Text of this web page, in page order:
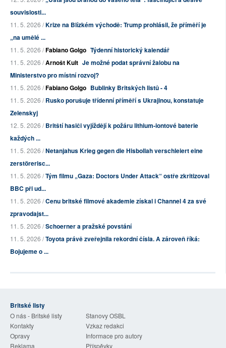
souvislosti...
11. 5. 2026 /Krize na Blízkém východě: Trump prohlásil, že příměří je
„na umělé ...
11. 5. 2026 /Fabiano Golgo Týdenní historický kalendář
11. 5. 2026 /Arnošt Kult Je možné podat správní žalobu na
Ministerstvo pro místní rozvoj?
11. 5. 2026 /Fabiano Golgo Bublinky Britských listů - 4
11. 5. 2026 /Rusko porušuje třídenní příměří s Ukrajinou, konstatuje
Zelenskyj
12. 5. 2026 /Britští hasiči vyjíždějí k požáru lithium-iontové baterie
každých ...
11. 5. 2026 /Netanjahus Krieg gegen die Hisbollah verschleiert eine
zerstörerisc...
11. 5. 2026 /Tým filmu „Gaza: Doctors Under Attack“ ostře zkritizoval
BBC při ud...
11. 5. 2026 /Cenu britské filmové akademie získal i Channel 4 za své
zpravodajst...
11. 5. 2026 /Schoerner a pražské povstání
11. 5. 2026 /Toyota právě zveřejnila rekordní čísla. A zároveň říká:
Bojujeme o ...
Britské listy
O nás - Britské listy
Stanovy OSBL
Kontakty
Vzkaz redakci
Opravy
Informace pro autory
Reklama
Příspěvky